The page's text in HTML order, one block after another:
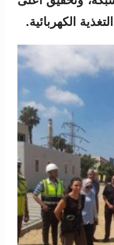
الكهربائية.